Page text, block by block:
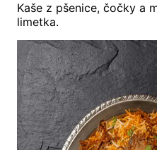
Kaše z pšenice, čočky a
limetka.